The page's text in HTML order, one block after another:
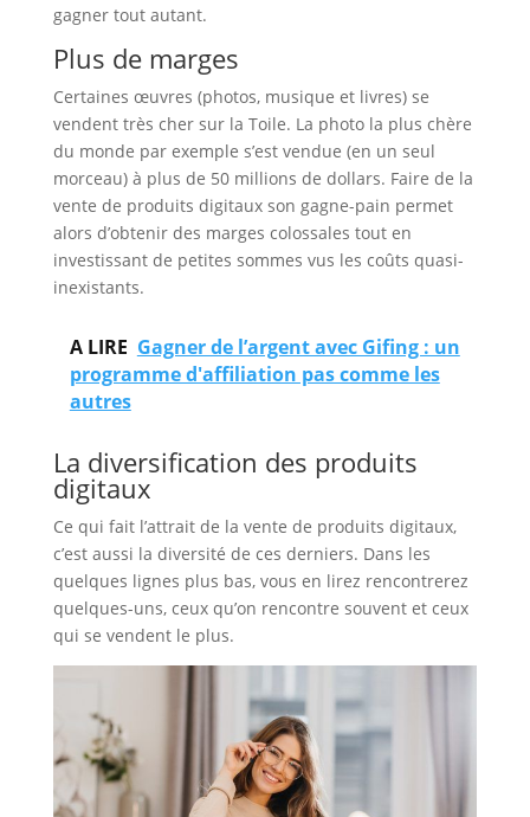
gagner tout autant.
Plus de marges
Certaines œuvres (photos, musique et livres) se
vendent très cher sur la Toile. La photo la plus chère
du monde par exemple s’est vendue (en un seul
morceau) à plus de 50 millions de dollars. Faire de la
vente de produits digitaux son gagne-pain permet
alors d’obtenir des marges colossales tout en
investissant de petites sommes vus les coûts quasi-
inexistants.
A LIRE Gagner de l’argent avec Gifing : un
programme d'affiliation pas comme les
autres
La diversification des produits
digitaux
Ce qui fait l’attrait de la vente de produits digitaux,
c’est aussi la diversité de ces derniers. Dans les
quelques lignes plus bas, vous en lirez rencontrerez
quelques-uns, ceux qu’on rencontre souvent et ceux
qui se vendent le plus.